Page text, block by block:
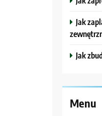
Jak
Jak
Menu